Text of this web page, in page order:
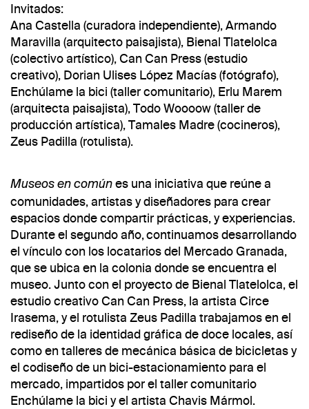
Invitados:
Ana Castella (curadora independiente), Armando
Maravilla (arquitecto paisajista), Bienal Tlatelolca
(colectivo artístico), Can Can Press (estudio
creativo), Dorian Ulises López Macías (fotógrafo),
Enchúlame la bici (taller comunitario), Erlu Marem
(arquitecta paisajista), Todo Woooow (taller de
producción artística), Tamales Madre (cocineros),
Zeus Padilla (rotulista).
Museos en común es una iniciativa que reúne a
comunidades, artistas y diseñadores para crear
espacios donde compartir prácticas, y experiencias.
Durante el segundo año, continuamos desarrollando
el vínculo con los locatarios del Mercado Granada,
que se ubica en la colonia donde se encuentra el
museo. Junto con el proyecto de Bienal Tlatelolca, el
estudio creativo Can Can Press, la artista Circe
Irasema, y el rotulista Zeus Padilla trabajamos en el
rediseño de la identidad gráfica de doce locales, así
como en talleres de mecánica básica de bicicletas y
el codiseño de un bici-estacionamiento para el
mercado, impartidos por el taller comunitario
Enchúlame la bici y el artista Chavis Mármol.